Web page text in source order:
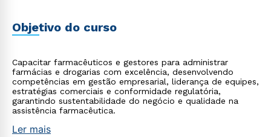
Objetivo do curso
Capacitar farmacêuticos e gestores para administrar
farmácias e drogarias com excelência, desenvolvendo
competências em gestão empresarial, liderança de equipes,
estratégias comerciais e conformidade regulatória,
garantindo sustentabilidade do negócio e qualidade na
assistência farmacêutica.
Ler mais